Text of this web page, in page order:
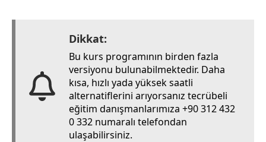
Dikkat:
Bu kurs programının birden fazla
versiyonu bulunabilmektedir. Daha
kısa, hızlı yada yüksek saatli
alternatiflerini arıyorsanız tecrübeli
eğitim danışmanlarımıza +90 312 432
0 332 numaralı telefondan
ulaşabilirsiniz.